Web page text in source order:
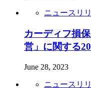
ニュースリ
カーディフ損
営」に関する
June 28, 2023
ニュースリ